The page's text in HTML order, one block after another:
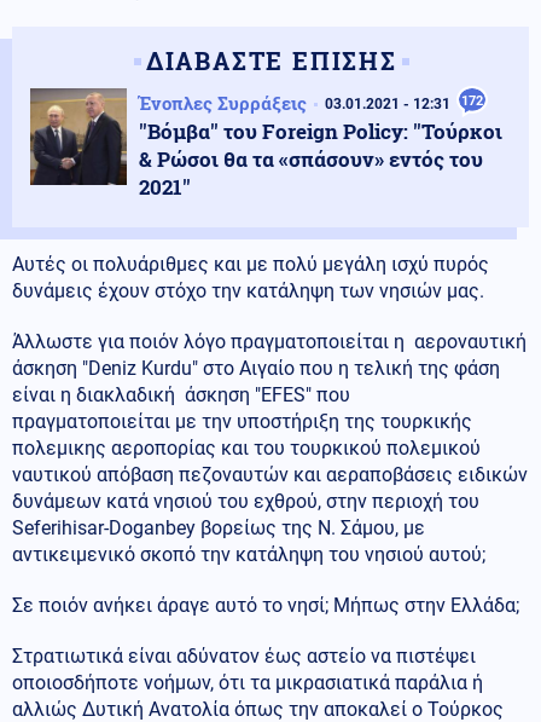
ΔΙΑΒΑΣΤΕ ΕΠΙΣΗΣ
Ένοπλες Συρράξεις 03.01.2021 - 12:31 172
''Βόμβα'' του Foreign Policy: ''Τούρκοι
& Ρώσοι θα τα «σπάσουν» εντός του
2021''
Αυτές οι πολυάριθμες και με πολύ μεγάλη ισχύ πυρός
δυνάμεις έχουν στόχο την κατάληψη των νησιών μας.
Άλλωστε για ποιόν λόγο πραγματοποιείται η αεροναυτική
άσκηση "Deniz Kurdu" στο Αιγαίο που η τελική της φάση
είναι η διακλαδική άσκηση "EFES" που
πραγματοποιείται με την υποστήριξη της τουρκικής
πολεμικης αεροπορίας και του τουρκικού πολεμικού
ναυτικού απόβαση πεζοναυτών και αεραποβάσεις ειδικών
δυνάμεων κατά νησιού του εχθρού, στην περιοχή του
Seferihisar-Doganbey βορείως της Ν. Σάμου, με
αντικειμενικό σκοπό την κατάληψη του νησιού αυτού;
Σε ποιόν ανήκει άραγε αυτό το νησί; Μήπως στην Ελλάδα;
Στρατιωτικά είναι αδύνατον έως αστείο να πιστέψει
οποιοσδήποτε νοήμων, ότι τα μικρασιατικά παράλια ή
αλλιώς Δυτική Ανατολία όπως την αποκαλεί ο Τούρκος